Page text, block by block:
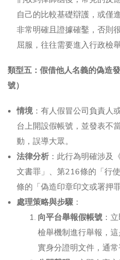
自己的比較基礎辯護，或僅
非常明確且證據確鑿，否則
屈服，往往需要進入行政檢
類型五：假借他人名義的偽造
號）
情境：有人假冒公司負責人
台上開設假帳號，並發表不
動，誤導大眾。
法律分析 ：此行為明確涉及
文書罪」、第216條的「行
條的「偽造印章印文或署押
處理策略與步驟：
向平台舉報假帳號 ：
檢舉機制進行舉報，
實身分證明文件，通常